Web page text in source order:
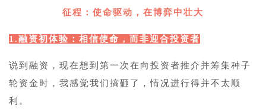
征程：使命驱动，在博弈中壮大
1.融资初体验：相信使命，而非迎合投资者
说到融资，现在想到第一次在向投资者推介并筹集种子
轮资金时，我感觉我们搞砸了，情况进行得并不太顺
利。